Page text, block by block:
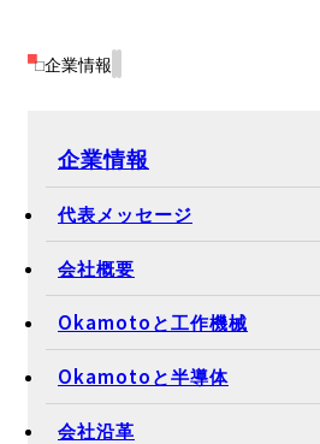
企業情報
企業情報
代表メッセージ
会社概要
Okamotoと工作機械
Okamotoと半導体
会社沿革